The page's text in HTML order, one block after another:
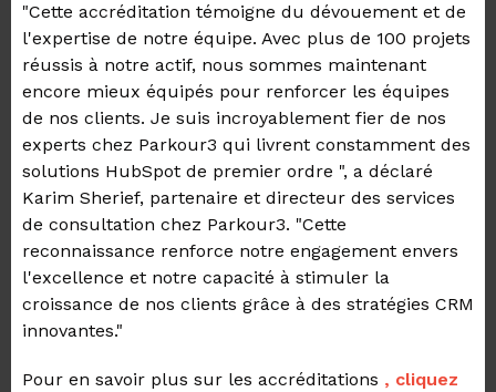
"Cette accréditation témoigne du dévouement et de
l'expertise de notre équipe. Avec plus de 100 projets
réussis à notre actif, nous sommes maintenant
encore mieux équipés pour renforcer les équipes
de nos clients. Je suis incroyablement fier de nos
experts chez Parkour3 qui livrent constamment des
solutions HubSpot de premier ordre ", a déclaré
Karim Sherief, partenaire et directeur des services
de consultation chez Parkour3. "Cette
reconnaissance renforce notre engagement envers
l'excellence et notre capacité à stimuler la
croissance de nos clients grâce à des stratégies CRM
innovantes."
Pour en savoir plus sur les accréditations , cliquez